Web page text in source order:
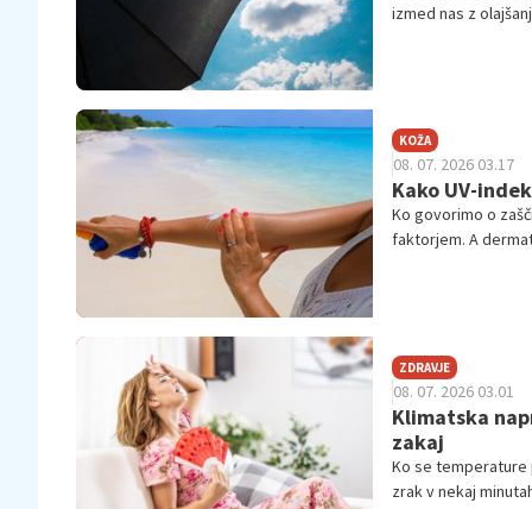
izmed nas z
KOŽA
08. 07. 2026 03.17
Kako UV-
Ko govorimo o
faktorjem. A
ZDRAVJE
08. 07. 2026 03.01
Klimatska
zakaj
Ko se temperature
zrak v nekaj